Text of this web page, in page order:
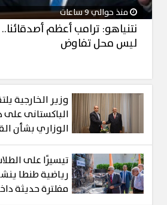
منذ حوالي 9 ساعات
نتنياهو: ترامب أعظم
ليس محل تفاوض
وزير الخارجية
الباكستانى على
الوزاري بشأن
تيسيرًا على
رياضية طنطا
مفلترة حديثة